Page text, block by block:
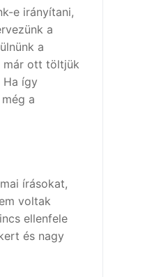
e irányítani,
a
a
már ott töltjük
Ha így
a
írásokat,
voltak
ellenfele
és nagy